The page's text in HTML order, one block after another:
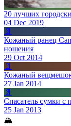
20 лучших
04 Dec 2019
📄
Кожаный ранец
ношения
29 Oct 2014
📄
Кожаный вещмешок
27 Jan 2014
📄
Спасатель сумки с
25 Jan 2013
🏔